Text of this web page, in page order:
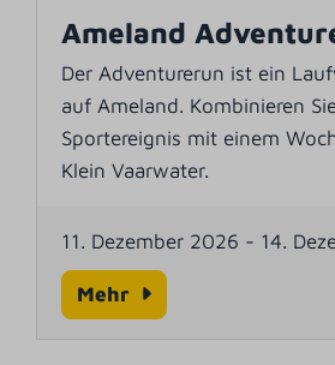
Ameland
Der Adventurerun ist ein
auf Ameland. Kombinieren
Sportereignis mit einem
Klein Vaarwater.
11. Dezember 2026 - 14.
Mehr